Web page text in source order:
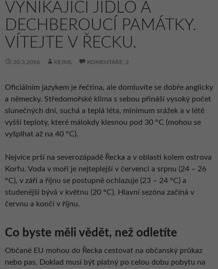
VYNIKAJÍCÍ JÍDLO A
DECHBEROUCÍ PAMÁTKY.
VÍTEJTE V ŘECKU.
30.3.2016 KEJML KOMENTÁŘE: 2
Oficiálním jazykem je řečtina, ale domluvíte se dobře anglicky
a německy. Středomořské klima s sebou přináší vysoký počet
slunečných dní, suchá a teplá léta, minimum srážek a v létě
vyšší teploty, které málokdy klesnou pod 30 °C (mohou se
vyšplhat až na 40 °C).
Nejvíce prší na severozápadě Řecka a v oblasti kolem ostrova
Korfu. Voda v moři je nejteplejší v červenci a srpnu (24 – 26
°C), v září a říjnu se postupně ochlazuje (23 – 24 °C) a
studenější bývá v květnu (20 °C). Hlavní sezóna začíná v
červnu a končí v říjnu.
Co byste měli vědět, než odletíte
Občané EU mohou do Řecka cestovat na občanský průkaz
nebo pas. Doklad musí být platný po celou dobu pobytu na